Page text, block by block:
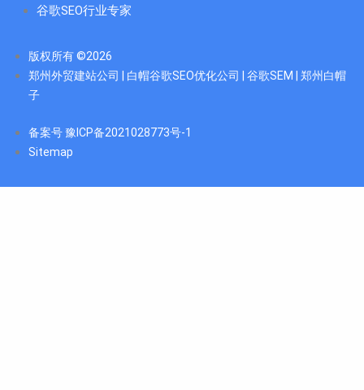
谷歌SEO行业专家
版权所有 ©2026
郑州外贸建站公司 | 白帽谷歌SEO优化公司 | 谷歌SEM | 郑州白帽
子
备案号 豫ICP备2021028773号-1
Sitemap